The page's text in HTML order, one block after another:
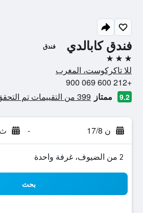
فندق كابالدي فندق
3 نجوم
للا تاكركوست، المغرب
+212 600 069 900
9.2 ممتاز 399 من التقييمات تم التحقق منها
ن 17/8 - ث 18/8
2 من الضيوف، غرفة واحدة
بحث